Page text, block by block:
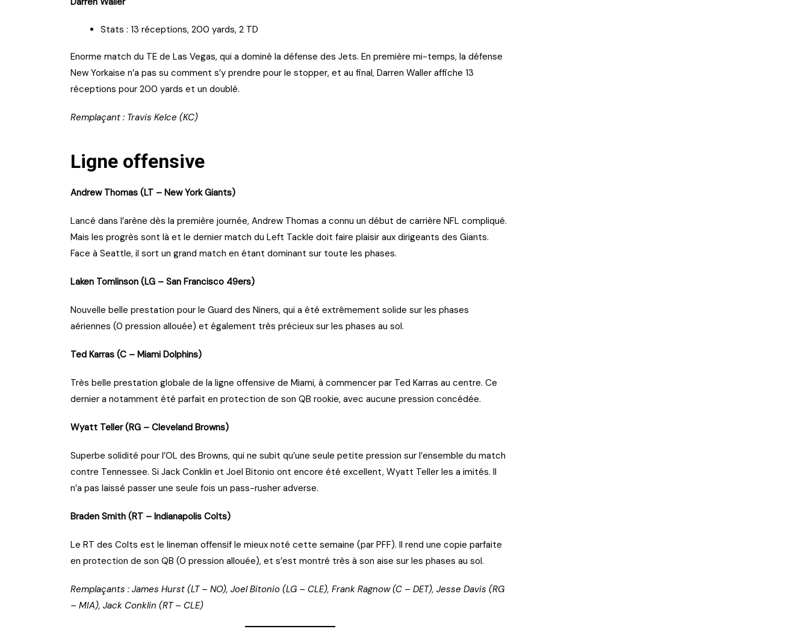
Stats : 13 réceptions, 200 yards, 2 TD
Enorme match du TE de Las Vegas, qui a dominé la défense des Jets. En première mi-temps, la défense
New Yorkaise n’a pas su comment s’y prendre pour le stopper, et au final, Darren Waller affiche 13
réceptions pour 200 yards et un doublé.
Remplaçant : Travis Kelce (KC)
Ligne offensive
Andrew Thomas (LT – New York Giants)
Lancé dans l’arène dès la première journée, Andrew Thomas a connu un début de carrière NFL compliqué.
Mais les progrès sont là et le dernier match du Left Tackle doit faire plaisir aux dirigeants des Giants.
Face à Seattle, il sort un grand match en étant dominant sur toute les phases.
Laken Tomlinson (LG – San Francisco 49ers)
Nouvelle belle prestation pour le Guard des Niners, qui a été extrêmement solide sur les phases
aériennes (0 pression allouée) et également très précieux sur les phases au sol.
Ted Karras (C – Miami Dolphins)
Très belle prestation globale de la ligne offensive de Miami, à commencer par Ted Karras au centre. Ce
dernier a notamment été parfait en protection de son QB rookie, avec aucune pression concédée.
Wyatt Teller (RG – Cleveland Browns)
Superbe solidité pour l’OL des Browns, qui ne subit qu’une seule petite pression sur l’ensemble du match
contre Tennessee. Si Jack Conklin et Joel Bitonio ont encore été excellent, Wyatt Teller les a imités. Il
n’a pas laissé passer une seule fois un pass-rusher adverse.
Braden Smith (RT – Indianapolis Colts)
Le RT des Colts est le lineman offensif le mieux noté cette semaine (par PFF). Il rend une copie parfaite
en protection de son QB (0 pression allouée), et s’est montré très à son aise sur les phases au sol.
Remplaçants : James Hurst (LT – NO), Joel Bitonio (LG – CLE), Frank Ragnow (C – DET), Jesse Davis (RG
– MIA), Jack Conklin (RT – CLE)